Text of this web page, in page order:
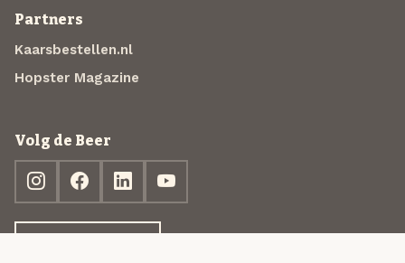
Partners
Kaarsbestellen.nl
Hopster Magazine
Volg de Beer